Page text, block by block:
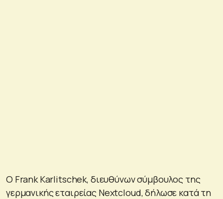
Ο Frank Karlitschek, διευθύνων σύμβουλος της
γερμανικής εταιρείας Nextcloud, δήλωσε κατά τη